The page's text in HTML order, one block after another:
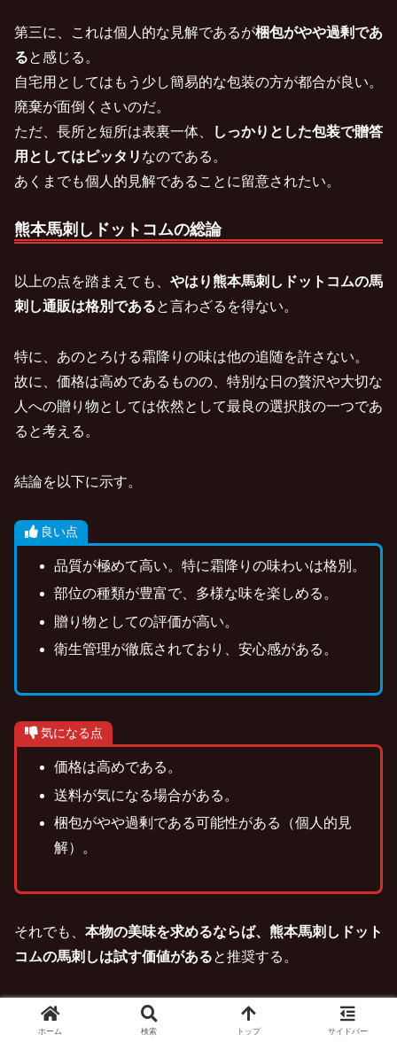
第三に、これは個人的な見解であるが梱包がやや過剰であ
ると感じる。
自宅用としてはもう少し簡易的な包装の方が都合が良い。
廃棄が面倒くさいのだ。
ただ、長所と短所は表裏一体、
しっかりとした包装で贈答
用としてはピッタリ なのである。
あくまでも個人的見解であることに留意されたい。
熊本馬刺しドットコムの総論
以上の点を踏まえても、 やはり熊本馬刺しドットコムの馬
刺し通販は格別であると言わざるを得ない。
特に、あのとろける霜降りの味は他の追随を許さない。
故に、価格は高めであるものの、特別な日の贅沢や大切な
人への贈り物としては依然として最良の選択肢の一つであ
ると考える。
結論を以下に示す。
良い点
品質が極めて高い。特に霜降りの味わいは格別。
部位の種類が豊富で、多様な味を楽しめる。
贈り物としての評価が高い。
衛生管理が徹底されており、安心感がある。
気になる点
価格は高めである。
送料が気になる場合がある。
梱包がやや過剰である可能性がある（個人的見
解）。
それでも、 本物の美味を求めるならば、熊本馬刺しドット
コムの馬刺しは試す価値があると推奨する。
自身の財布と相談しつつ、特別な機会にその極上の味を堪
能してみてほしい。
ホーム 検索 トップ サイドバー